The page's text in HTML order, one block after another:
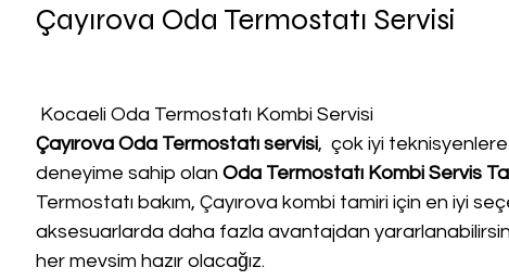
Çayırova Oda Termostatı Servisi
Kocaeli Oda Termostatı Kombi Servisi
Çayırova Oda Termostatı servisi,  çok iyi
deneyime sahip olan Oda Termostatı Kombi Servis
Termostatı bakım, Çayırova kombi tamiri için en iyi
aksesuarlarda daha fazla avantajdan
her mevsim hazır olacağız.